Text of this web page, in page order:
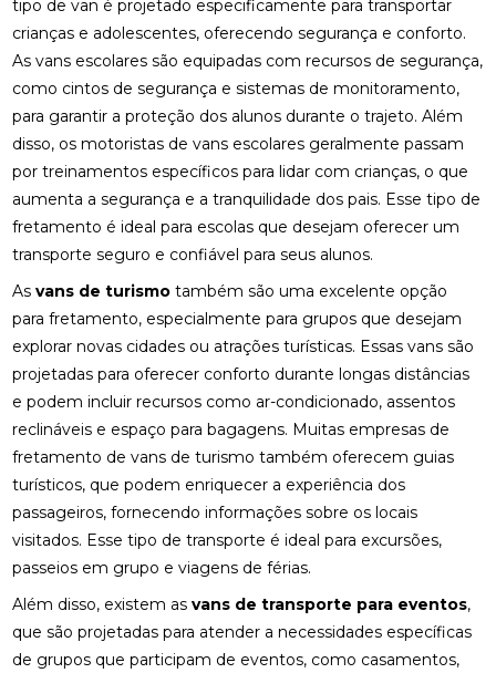
tipo de van é projetado especificamente para transportar
crianças e adolescentes, oferecendo segurança e conforto.
As vans escolares são equipadas com recursos de segurança,
como cintos de segurança e sistemas de monitoramento,
para garantir a proteção dos alunos durante o trajeto. Além
disso, os motoristas de vans escolares geralmente passam
por treinamentos específicos para lidar com crianças, o que
aumenta a segurança e a tranquilidade dos pais. Esse tipo de
fretamento é ideal para escolas que desejam oferecer um
transporte seguro e confiável para seus alunos.
Asvans de turismo também são uma excelente opção
para fretamento, especialmente para grupos que desejam
explorar novas cidades ou atrações turísticas. Essas vans são
projetadas para oferecer conforto durante longas distâncias
e podem incluir recursos como ar-condicionado, assentos
reclináveis e espaço para bagagens. Muitas empresas de
fretamento de vans de turismo também oferecem guias
turísticos, que podem enriquecer a experiência dos
passageiros, fornecendo informações sobre os locais
visitados. Esse tipo de transporte é ideal para excursões,
passeios em grupo e viagens de férias.
Além disso, existem asvans de transporte para eventos,
que são projetadas para atender a necessidades específicas
de grupos que participam de eventos, como casamentos,